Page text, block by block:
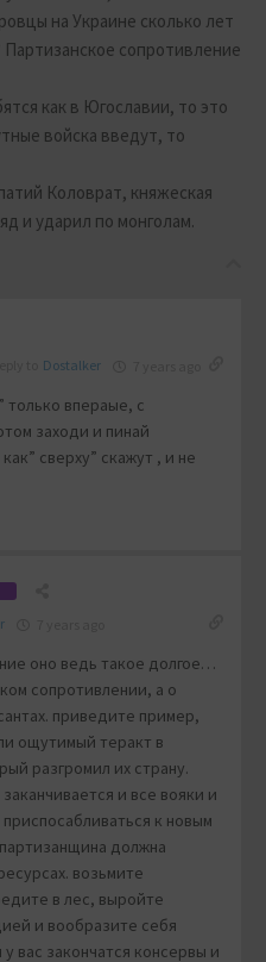
на Украине сколько лет
сопротивление
как в Югославии, то это
войска введут, то
Коловрат, княжеская
и ударил по монголам.
Dostalker
только впераые, с
заходи и пинай
сверху” скажут , и не
оно ведь такое долгое…
сопротивлении, а о
приведите пример,
ощутимый теракт в
разгромил их страну.
и все вояки и
к новым
должна
возьмите
в лес, выройте
и вообразите себя
вас закончатся консервы и